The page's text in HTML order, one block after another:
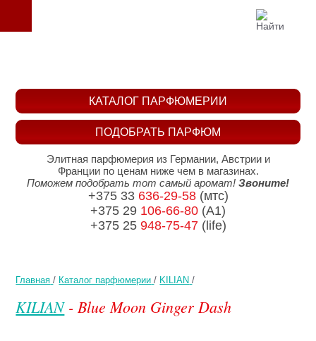
Главная / Каталог парфюмерии / KILIAN /
KILIAN- Blue Moon Ginger Dash
ПОДОБРАТЬ ПАРФЮМ
КАТАЛОГ ПАРФЮМЕРИИ
Элитная парфюмерия из Германии, Австрии и
Франции по ценам ниже чем в магазинах.
Поможем подобрать тот самый аромат! Звоните!
+375 33 636-29-58(мтс)
+375 29 106-66-80 (A1)
+375 25 948-75-47(life)